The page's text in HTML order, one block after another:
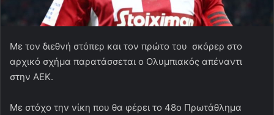
Με τον διεθνή στόπερ και τον πρώτο του σκόρερ στο
αρχικό σχήμα παρατάσσεται ο Ολυμπιακός απέναντι
στην ΑΕΚ.
Με στόχο την νίκη που θα φέρει το 48ο Πρωτάθλημα